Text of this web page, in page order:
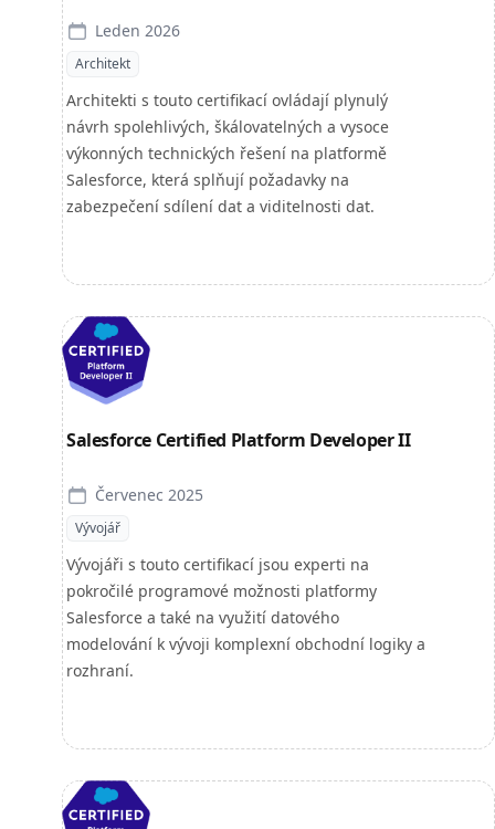
Leden 2026
Architekt
Architekti s touto certifikací ovládají plynulý
návrh spolehlivých, škálovatelných a vysoce
výkonných technických řešení na platformě
Salesforce, která splňují požadavky na
zabezpečení sdílení dat a viditelnosti dat.
Salesforce Certified Platform Developer II
Červenec 2025
Vývojář
Vývojáři s touto certifikací jsou experti na
pokročilé programové možnosti platformy
Salesforce a také na využití datového
modelování k vývoji komplexní obchodní logiky a
rozhraní.